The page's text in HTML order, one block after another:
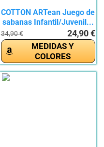
COTTON ARTean Juego de
sabanas Infantil/Juvenil...
34,90 € 24,90 €
MEDIDAS Y
COLORES